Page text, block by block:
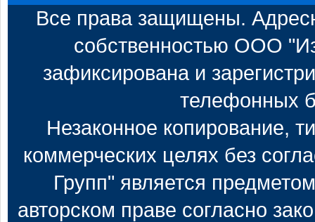
Все права защищены.
собственностью ООО
зафиксирована и
телефонных
Незаконное копирование,
коммерческих целях без
Групп" является
авторском праве согласно